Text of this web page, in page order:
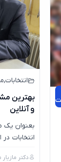
انتخابات,
و آنلاین
بعنوان یک
انتخابات
دکتر مازیار